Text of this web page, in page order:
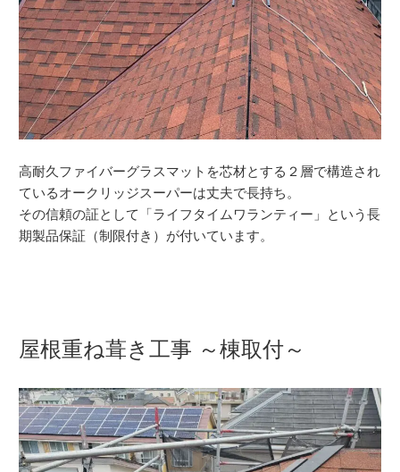
高耐久ファイバーグラスマットを芯材とする２層で構造され
ているオークリッジスーパーは丈夫で長持ち。
その信頼の証として「ライフタイムワランティー」という長
期製品保証（制限付き）が付いています。
屋根重ね葺き工事 ～棟取付～